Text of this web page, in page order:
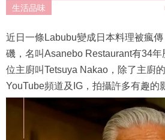
生活品味
近日一條Labubu變成日本料理被瘋
磯，名叫Asanebo Restaurant有34
位主廚叫Tetsuya Nakao，除了主廚
YouTube頻道及IG，拍攝許多有趣的